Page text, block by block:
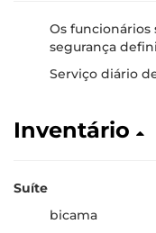
Os
segurança
Serviço diário
Inventário
Suíte
bicama